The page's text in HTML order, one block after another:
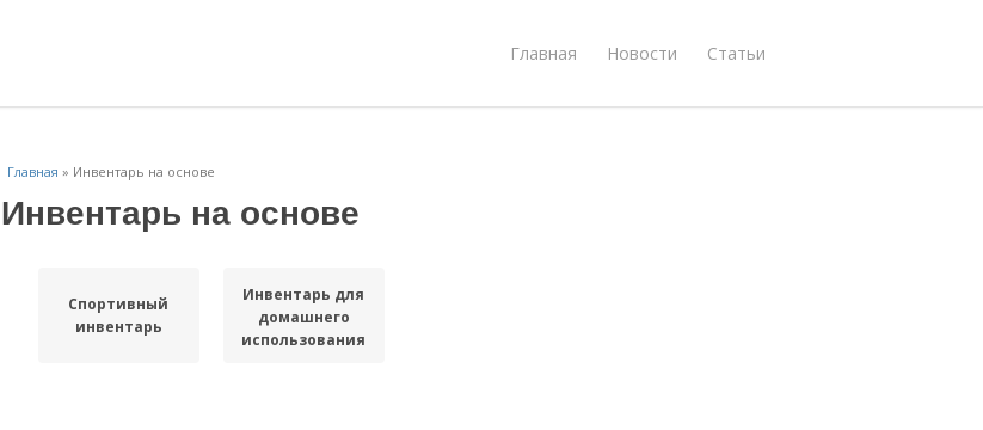
Главная Новости Статьи
Главная » Инвентарь на основе
Инвентарь на основе
Спортивный
инвентарь
Инвентарь для
домашнего
использования